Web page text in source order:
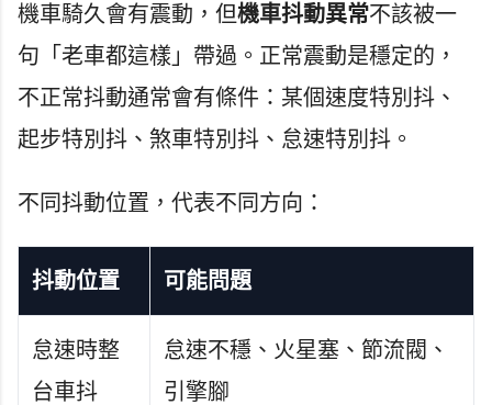
機車騎久會有震動，但機車抖動異常不該被一
句「老車都這樣」帶過。正常震動是穩定的，
不正常抖動通常會有條件：某個速度特別抖、
起步特別抖、煞車特別抖、怠速特別抖。
不同抖動位置，代表不同方向：
抖動位置 可能問題
怠速時整
台車抖
怠速不穩、火星塞、節流閥、
引擎腳